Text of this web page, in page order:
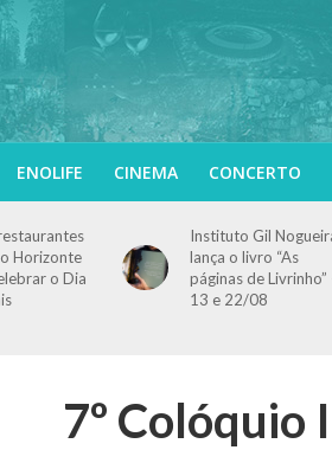
ENOLIFE CINEMA CONCERTO
Horizonte
o Dia
Instituto Gil
lança o livro “As
páginas de Livrinho”
13 e 22/08
7º Colóquio